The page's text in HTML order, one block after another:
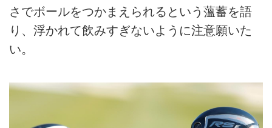
さでボールをつかまえられるという薀蓄を語
り、浮かれて飲みすぎないように注意願いた
い。